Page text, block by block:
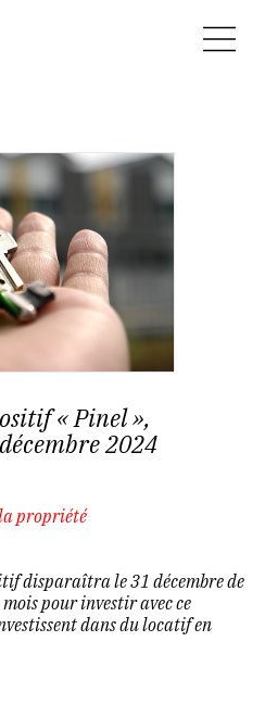
« Pinel »,
2024
propriété
disparaîtra le 31 décembre de
pour investir avec ce
dans du locatif en